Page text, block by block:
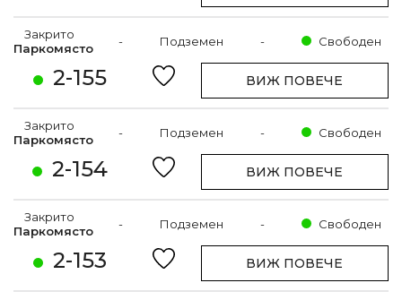
2-155
Закрито
Паркомясто
- Подземен - Свободен
ВИЖ ПОВЕЧЕ
2-154
Закрито
Паркомясто
- Подземен - Свободен
ВИЖ ПОВЕЧЕ
2-153
Закрито
Паркомясто
- Подземен - Свободен
ВИЖ ПОВЕЧЕ